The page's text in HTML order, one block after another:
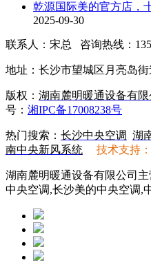
乾源国际美的官方店，
2025-09-30
联系人：宋总 咨询热线：
地址：长沙市望城区月亮岛
版权： 湖南麓明暖通设备有限
号： 湘IPC备17008238号
热门搜索： 长沙中央空调 湖
南中央新风系统
技术支持
湖南麓明暖通设备有限公司
中央空调,长沙美的中央空调,